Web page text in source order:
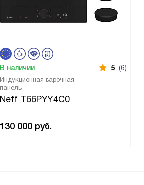
В наличии 5 (6)
Индукционная варочная
панель
Neff T66PYY4C0
130 000 руб.